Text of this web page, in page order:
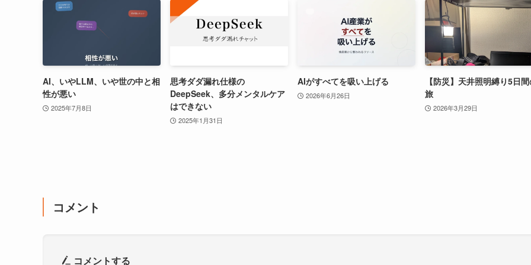
AI、いやLLM、いや世の中と相
性が悪い
2025年7月8日
思考ダダ漏れ仕様の
DeepSeek、多分メンタルケア
はできない
2025年1月31日
AIがすべてを吸い上げる
2026年6月26日
【防災】天井照明縛り5日
旅
2026年3月29日
コメント
コメントする